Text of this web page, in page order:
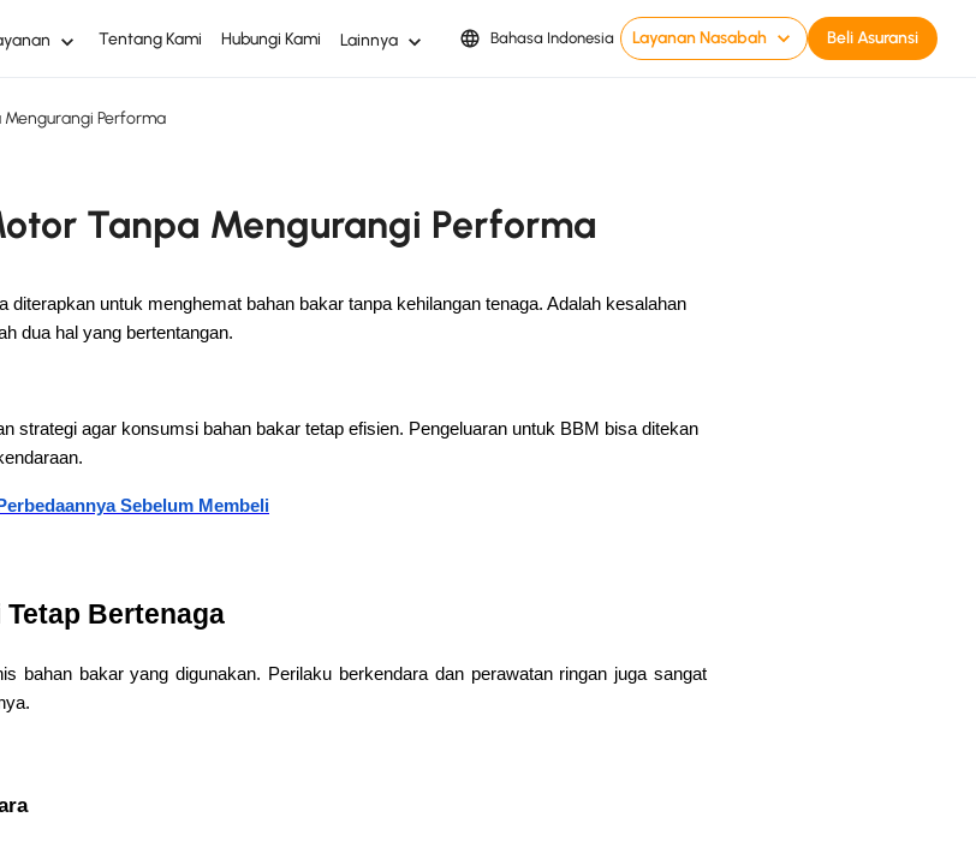
Tentang Kami Hubungi Kami Lainnya Bahasa Indonesia Layanan Nasabah Beli Asuransi
Performa
Tanpa Mengurangi Performa
untuk menghemat bahan bakar tanpa kehilangan tenaga. Adalah kesalahan
dua hal yang bertentangan.
strategi agar konsumsi bahan bakar tetap efisien. Pengeluaran untuk BBM bisa ditekan
Sebelum Membeli
Bertenaga
bahan bakar yang digunakan. Perilaku berkendara dan perawatan ringan juga sangat